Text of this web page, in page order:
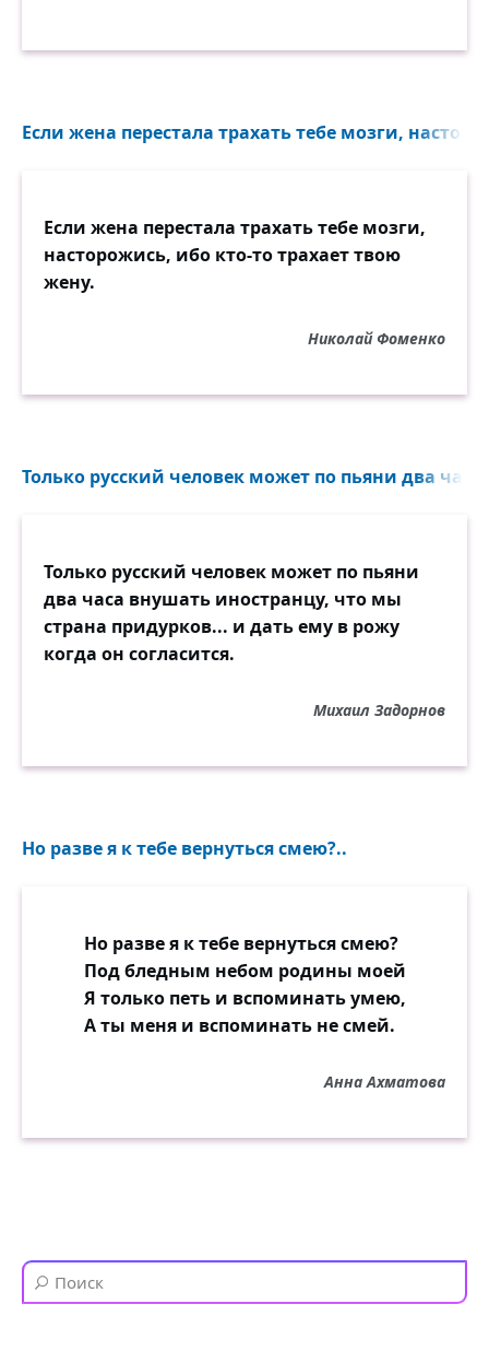
Если жена перестала трахать тебе мозги,
Если жена перестала трахать тебе мозги,
насторожись, ибо кто-то трахает твою
жену.
Николай Фоменко
Только русский человек может по пьяни два
Только русский человек может по пьяни
два часа внушать иностранцу, что мы
страна придурков... и дать ему в рожу
когда он согласится.
Михаил Задорнов
Но разве я к тебе вернуться смею?..
Но разве я к тебе вернуться смею?
Под бледным небом родины моей
Я только петь и вспоминать умею,
А ты меня и вспоминать не смей.
Анна Ахматова